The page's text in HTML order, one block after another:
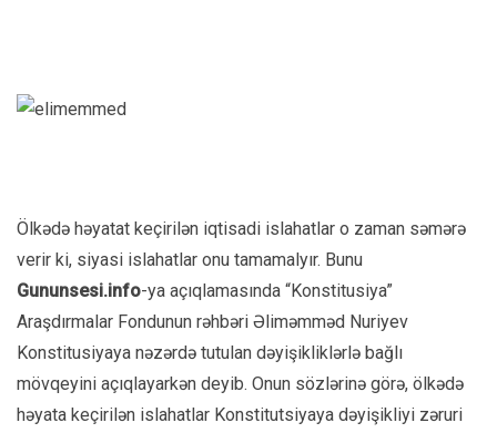
Ölkədə həyatat keçirilən iqtisadi islahatlar o zaman səmərə
verir ki, siyasi islahatlar onu tamamalyır. Bunu
Gununsesi.info-ya açıqlamasında “Konstitusiya”
Araşdırmalar Fondunun rəhbəri Əliməmməd Nuriyev
Konstitusiyaya nəzərdə tutulan dəyişikliklərlə bağlı
mövqeyini açıqlayarkən deyib. Onun sözlərinə görə, ölkədə
həyata keçirilən islahatlar Konstitutsiyaya dəyişikliyi zəruri